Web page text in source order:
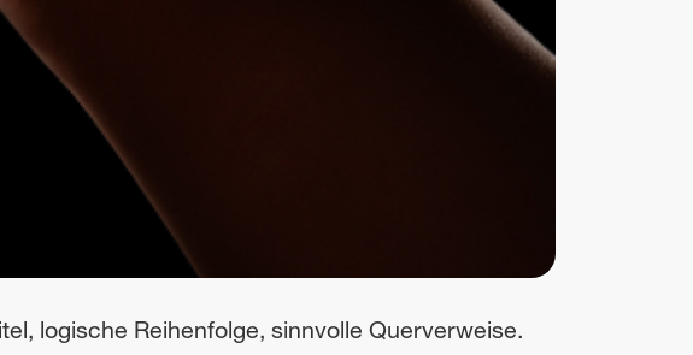
logische Reihenfolge, sinnvolle Querverweise.